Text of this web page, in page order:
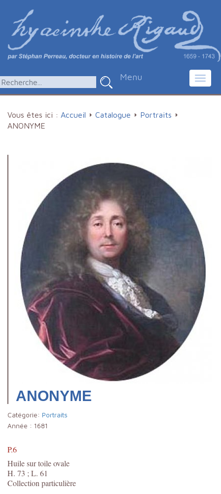
Menu
Vous êtes ici : Accueil Catalogue
Portraits
ANONYME
ANONYME
Catégorie: Portraits
Année : 1681
P.6
Huile sur toile ovale
H. 73 ; L. 61
Collection particulière